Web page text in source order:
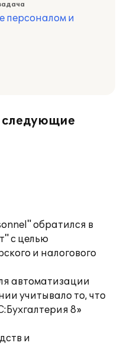
персоналом и
обратился в
с целью
и налогового
автоматизации
учитывало то, что
8»
и